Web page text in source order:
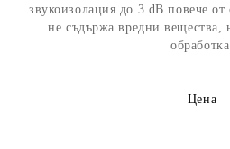
звукоизолация до 3 dB повече от
не съдържа вредни вещества,
Цена